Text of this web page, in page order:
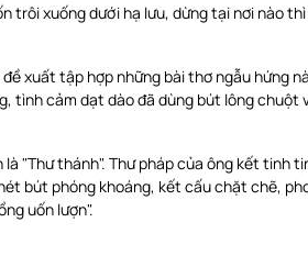
trôi xuống dưới hạ lưu, dừng tại nơi nào
xuất tập hợp những bài thơ ngẫu hứng
tình cảm dạt dào đã dùng bút lông chuột
"Thư thánh". Thư pháp của ông kết tinh
bút phóng khoáng, kết cấu chặt chẽ,
uốn lượn".